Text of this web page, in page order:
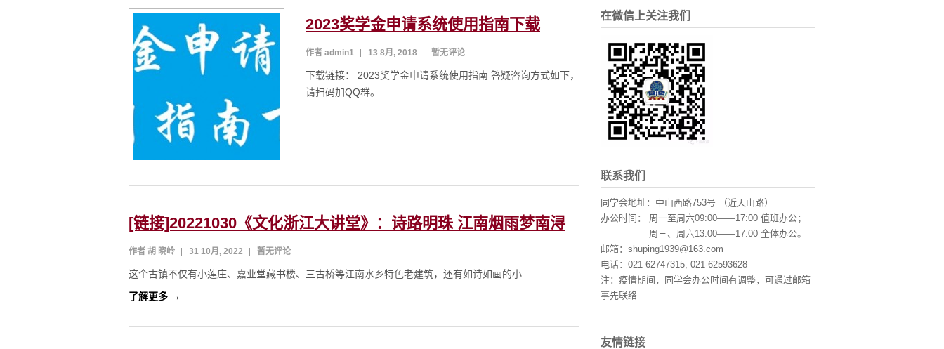
2023奖学金申请系统使用指南下载
作者 admin1 13 8月, 2018 暂无评论
下载链接： 2023奖学金申请系统使用指南 答疑咨询方式如下，
请扫码加QQ群。
[链接]20221030《文化浙江大讲堂》：诗路明珠 江南烟雨梦南浔
作者 胡 晓岭 31 10月, 2022 暂无评论
这个古镇不仅有小莲庄、嘉业堂藏书楼、三古桥等江南水乡特色老建筑，还有如诗如画的小 …
了解更多 →
在微信上关注我们
联系我们
同学会地址：中山西路753号 （近天山路）
办公时间： 周一至周六09:00——17:00 值班办公；
周三、周六13:00——17:00 全体办公。
邮箱：shuping1939@163.com
电话：021-62747315, 021-62593628
注：疫情期间，同学会办公时间有调整，可通过邮箱
事先联络
友情链接